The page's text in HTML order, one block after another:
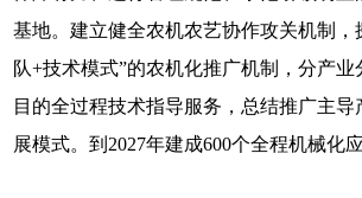
基地。建立健全农机农艺协作攻关机制，
队+技术模式”的农机化推广机制，分产业
目的全过程技术指导服务，总结推广主
展模式。到2027年建成600个全程机械化